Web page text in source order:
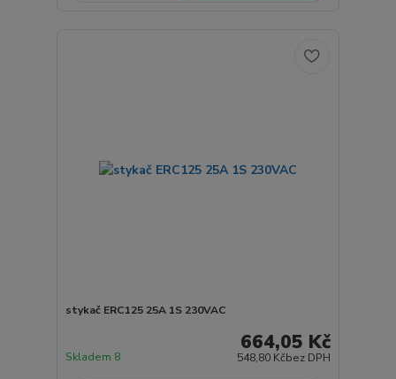
stykač ERC125 25A 1S 230VAC
664,05 Kč
548,80 Kčbez DPH
Skladem 8